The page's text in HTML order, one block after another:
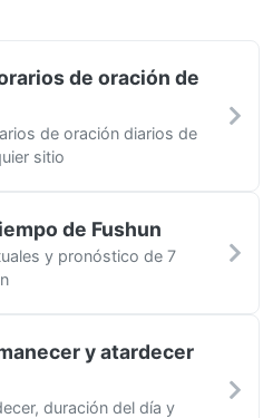
de oración de
de oración diarios de
sitio
de Fushun
y pronóstico de 7
y atardecer
duración del día y